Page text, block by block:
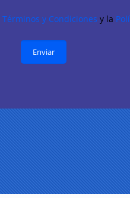
Términos y Condiciones y la